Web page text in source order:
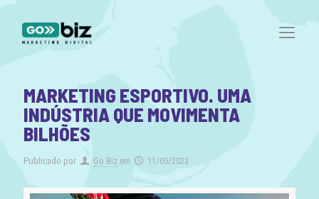
MARKETING ESPORTIVO. UMA
INDÚSTRIA QUE MOVIMENTA
BILHÕES
Publicado por Go Biz em 11/05/2023